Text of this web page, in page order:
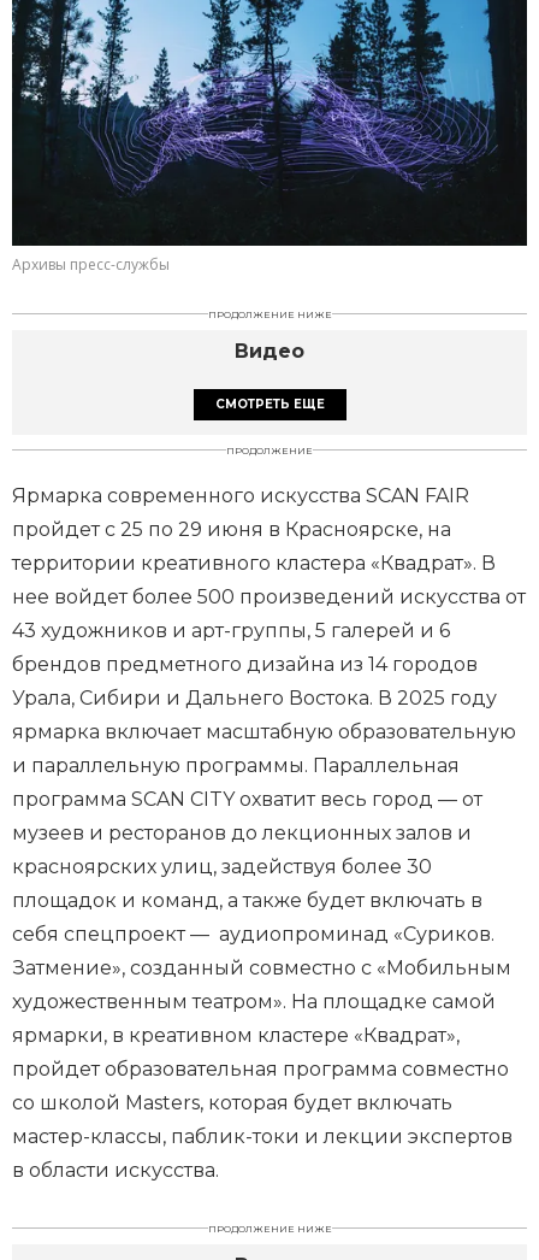
Архивы пресс-службы
ПРОДОЛЖЕНИЕ НИЖЕ
Видео
СМОТРЕТЬ ЕЩЕ
ПРОДОЛЖЕНИЕ
Ярмарка современного искусства SCAN FAIR
пройдет с 25 по 29 июня в Красноярске, на
территории креативного кластера «Квадрат». В
нее войдет более 500 произведений искусства от
43 художников и арт-группы, 5 галерей и 6
брендов предметного дизайна из 14 городов
Урала, Сибири и Дальнего Востока. В 2025 году
ярмарка включает масштабную образовательную
и параллельную программы. Параллельная
программа SCAN CITY охватит весь город — от
музеев и ресторанов до лекционных залов и
красноярских улиц, задействуя более 30
площадок и команд, а также будет включать в
себя спецпроект — аудиопроминад «Суриков.
Затмение», созданный совместно с «Мобильным
художественным театром». На площадке самой
ярмарки, в креативном кластере «Квадрат»,
пройдет образовательная программа совместно
со школой Masters, которая будет включать
мастер-классы, паблик-токи и лекции экспертов
в области искусства.
ПРОДОЛЖЕНИЕ НИЖЕ